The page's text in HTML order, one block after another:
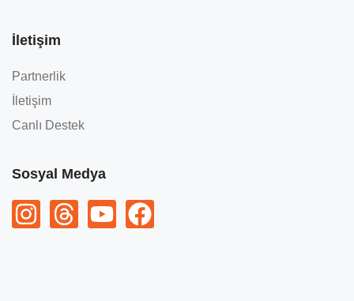
İletişim
Partnerlik
İletişim
Canlı Destek
Sosyal Medya